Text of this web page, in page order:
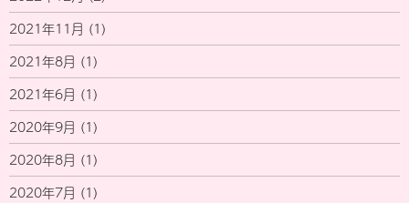
2021年11月 (1)
2021年8月 (1)
2021年6月 (1)
2020年9月 (1)
2020年8月 (1)
2020年7月 (1)